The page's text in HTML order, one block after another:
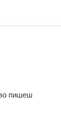
пишеш